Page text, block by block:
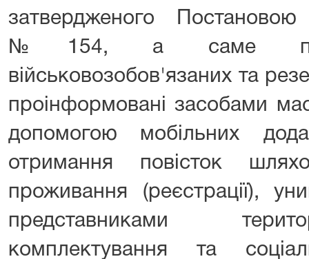
затвердженого
№154, а саме
військовозобов'язаних та
проінформовані засобами
допомогою мобільних
отримання повісток
проживання (реєстрації),
представниками
комплектування та